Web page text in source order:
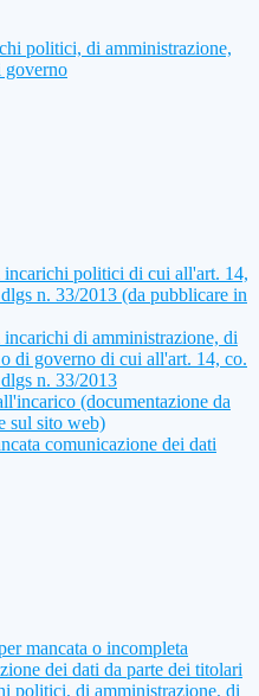
politici, di amministrazione,
governo
politici di cui all'art. 14,
n. 33/2013 (da pubblicare in
di amministrazione, di
di governo di cui all'art. 14, co.
n. 33/2013
(documentazione da
sul sito web)
comunicazione dei dati
mancata o incompleta
dei dati da parte dei titolari
politici, di amministrazione, di